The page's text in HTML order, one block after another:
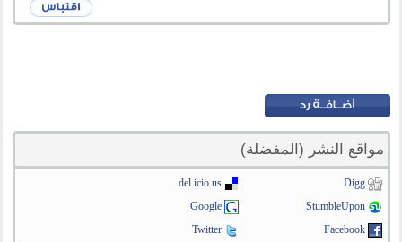
مواقع النشر (المفضلة)
Digg
del.icio.us
StumbleUpon
Google
Facebook
Twitter